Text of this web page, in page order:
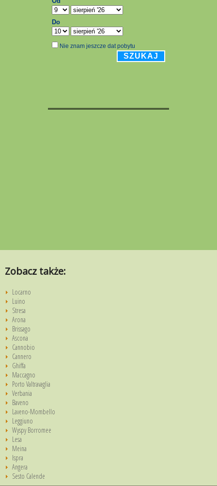
Zobacz także:
Locarno
Luino
Stresa
Arona
Brissago
Ascona
Cannobio
Cannero
Ghiffa
Maccagno
Porto Valtravaglia
Verbania
Baveno
Laveno-Mombello
Leggiuno
Wyspy Borromee
Lesa
Meina
Ispra
Angera
Sesto Calende